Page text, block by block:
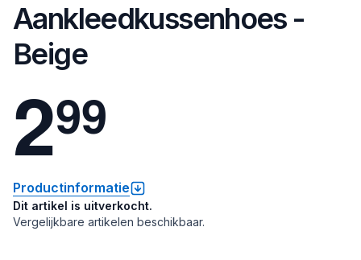
Aankleedkussenhoes -
Beige
299
Productinformatie
Dit artikel is uitverkocht.
Vergelijkbare artikelen beschikbaar.